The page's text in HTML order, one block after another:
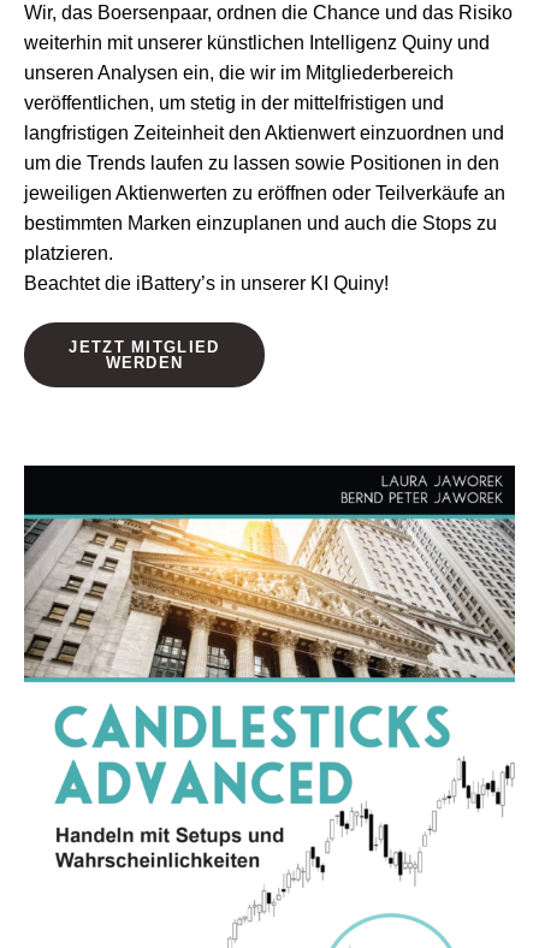
Wir, das Boersenpaar, ordnen die Chance und das Risiko
weiterhin mit unserer künstlichen Intelligenz Quiny und
unseren Analysen ein, die wir im Mitgliederbereich
veröffentlichen, um stetig in der mittelfristigen und
langfristigen Zeiteinheit den Aktienwert einzuordnen und
um die Trends laufen zu lassen sowie Positionen in den
jeweiligen Aktienwerten zu eröffnen oder Teilverkäufe an
bestimmten Marken einzuplanen und auch die Stops zu
platzieren.
Beachtet die iBattery’s in unserer KI Quiny!
JETZT MITGLIED
WERDEN